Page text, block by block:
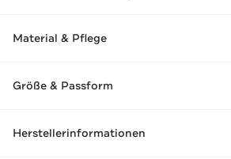
Material & Pflege
Größe & Passform
Herstellerinformationen